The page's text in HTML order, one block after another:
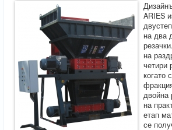
ARIES
на два
на
четири
когато
двойна
на
етап
се